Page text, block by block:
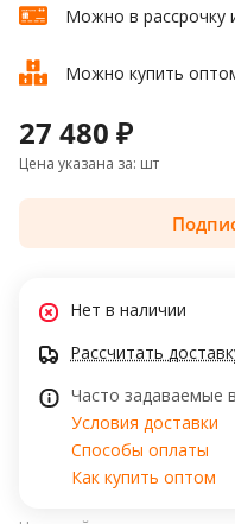
Можно в рассрочку
Можно купить
27 480 ₽
Цена указана за: шт
Нет в наличии
Рассчитать
Часто задаваемые
Условия доставки
Способы оплаты
Как купить оптом